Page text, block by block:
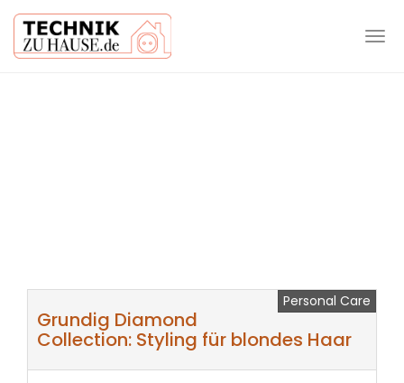
Personal Care
Grundig Diamond
Collection: Styling für blondes Haar